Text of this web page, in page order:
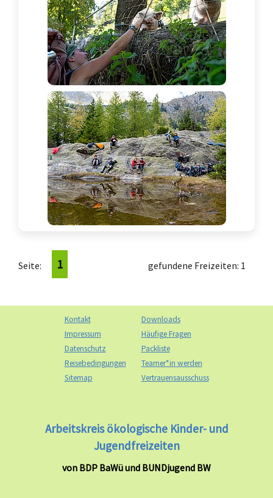
gefundene Freizeiten: 1
Seite: 1
Kontakt
Impressum
Datenschutz
Reisebedingungen
Sitemap
Downloads
Häufige Fragen
Packliste
Teamer*in werden
Vertrauensausschuss
Arbeitskreis ökologische Kinder- und
Jugendfreizeiten
von BDP BaWü und BUNDjugend BW